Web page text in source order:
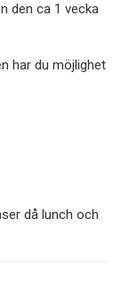
den ca 1 vecka
har du möjlighet
då lunch och